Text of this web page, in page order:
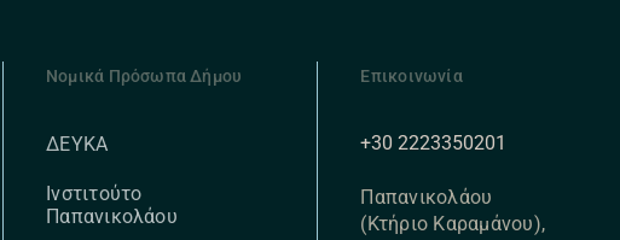
Νομικά Πρόσωπα Δήμου
ΔΕΥΚΑ
Ινστιτούτο
Παπανικολάου
Επικοινωνία
+30 2223350201
Παπανικολάου
(Κτήριο Καραμάνου),